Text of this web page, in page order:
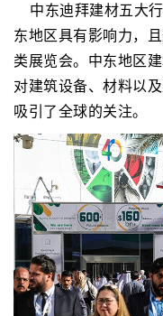
中东迪拜建材五大
东地区具有影响力，
类展览会。中东地区
对建筑设备、材料以
吸引了全球的关注。